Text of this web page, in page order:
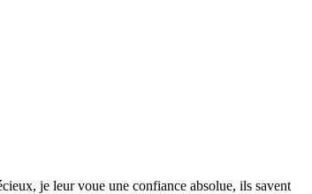
je leur voue une confiance absolue, ils savent